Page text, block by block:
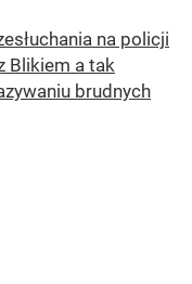
na policji
Blikiem a tak
brudnych